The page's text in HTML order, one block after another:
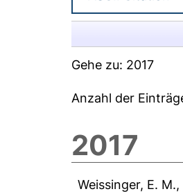
Gehe zu: 2017
Anzahl der
2017
Weissinger, E. M.,